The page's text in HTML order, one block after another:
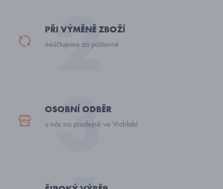
PŘI VÝMĚNĚ ZBOŽÍ
neúčtujeme za poštovné
OSOBNÍ ODBĚR
u nás na prodejně ve Vrchlabí